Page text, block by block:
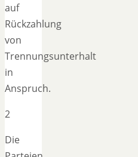
auf
Rückzahlung
von
Trennungsunterhalt
in
Anspruch.
2
Die